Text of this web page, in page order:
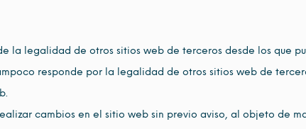
la legalidad de otros sitios web de terceros desde los que
responde por la legalidad de otros sitios web de
cambios en el sitio web sin previo aviso, al objeto de